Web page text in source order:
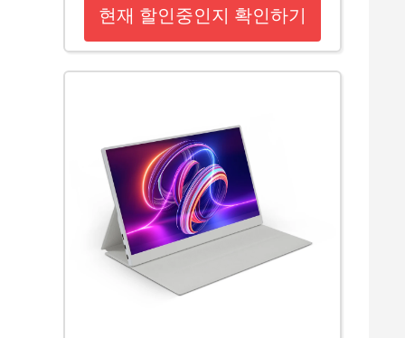
현재 할인중인지 확인하기